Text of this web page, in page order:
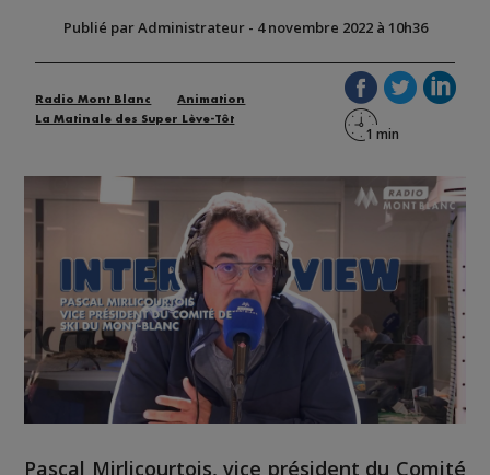
Publié par Administrateur- 4 novembre 2022 à 10h36
Radio Mont Blanc
Animation
La Matinale des Super Lève-Tôt
Pascal Mirlicourtois, vice président du Comité